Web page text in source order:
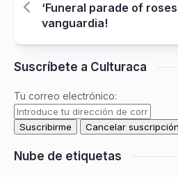
‘Funeral parade of
vanguardia!
Suscríbete a Culturaca
Tu correo electrónico:
Nube de etiquetas